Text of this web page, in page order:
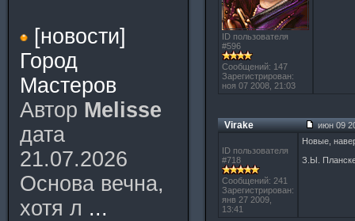
[новости]
Город
Мастеров
Автор Melisse
дата
21.07.2026
Основа вечна,
хотя л ...
ID пользователя
#596
Сообщений: 147
Зарегистрирован:
ноя 07 2008, 21:03
Virake июн 09
ID пользователя
#718
Сообщений: 241
Зарегистрирован:
янв 27 2009,
13:41
Новые,
З.Ы.